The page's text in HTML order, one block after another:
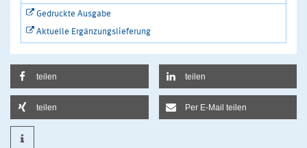
Gedruckte Ausgabe
Aktuelle Ergänzungslieferung
teilen teilen
teilen Per E-Mail teilen